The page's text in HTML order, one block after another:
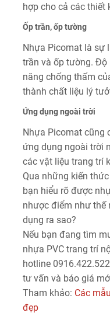
hợp cho cả các thiết
Ốp trần, ốp tường
Nhựa Picomat là sự
trần và ốp tường. Độ
năng chống thấm
thành chất liệu lý
Ứng dụng ngoài trời
Nhựa Picomat cũng
ứng dụng ngoài trời
các vật liệu trang trí
Qua những kiến
bạn hiểu rõ được
nhược điểm như thế
dụng ra sao?
Nếu bạn đang tìm
nhựa PVC trang trí
hotline
tư vấn và báo giá
Tham khảo: Các
đẹp